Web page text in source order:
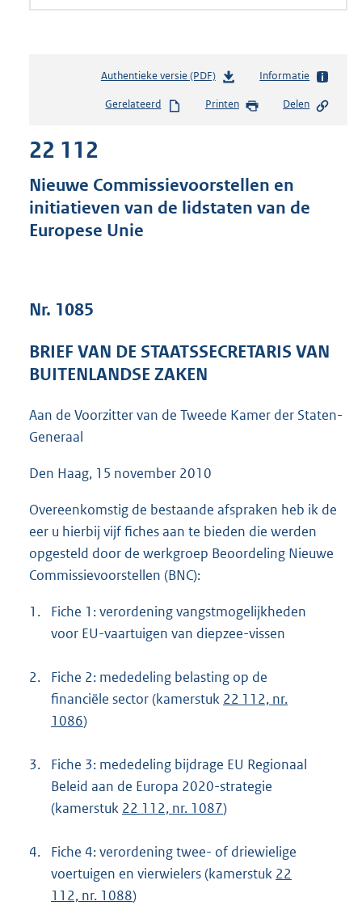
Authentieke versie (PDF)b
s
s
g
5
Informatie
Gerelateerd Printen Delen
22 112
Nieuwe Commissievoorstellen en
initiatieven van de lidstaten van de
Europese Unie
Nr. 1085
BRIEF VAN DE STAATSSECRETARIS VAN
BUITENLANDSE ZAKEN
Aan de Voorzitter van de Tweede Kamer der Staten-
Generaal
Den Haag, 15 november 2010
Overeenkomstig de bestaande afspraken heb ik de
eer u hierbij vijf fiches aan te bieden die werden
opgesteld door de werkgroep Beoordeling Nieuwe
Commissievoorstellen (BNC):
1.
Fiche 1: verordening vangstmogelijkheden
voor EU-vaartuigen van diepzee-vissen
2.
Fiche 2: mededeling belasting op de
financiële sector (kamerstuk 22 112, nr.
1086)
3.
Fiche 3: mededeling bijdrage EU Regionaal
Beleid aan de Europa 2020-strategie
(kamerstuk 22 112, nr. 1087)
4.
Fiche 4: verordening twee- of driewielige
voertuigen en vierwielers (kamerstuk 22
112, nr. 1088)